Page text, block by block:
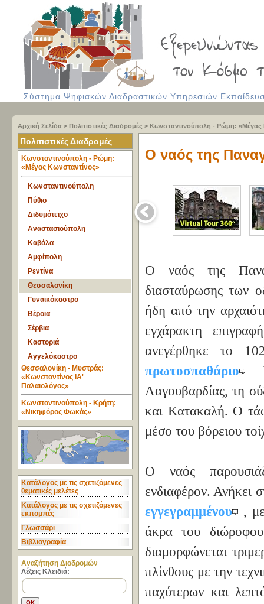
Σύστημα Ψηφιακών Διαδραστικών Υπηρεσιών
Αρχική Σελίδα > Πολιτιστικές Διαδρομές > Κωνσταντινούπολη - Ρώμη: «Μέγας
Πολιτιστικές Διαδρομές
Κωνσταντινούπολη - Ρώμη:
«Μέγας Κωνσταντίνος»
Κωνσταντινούπολη
Πύθιο
Διδυμότειχο
Αναστασιούπολη
Καβάλα
Αμφίπολη
Ρεντίνα
Θεσσαλονίκη
Γυναικόκαστρο
Βέροια
Σέρβια
Καστοριά
Αγγελόκαστρο
Θεσσαλονίκη - Μυστράς:
«Κωνσταντίνος ΙΑ'
Παλαιολόγος»
Κωνσταντινούπολη - Κρήτη:
«Νικηφόρος Φωκάς»
Κατάλογος με τις σχετιζόμενες
θεματικές μελέτες
Κατάλογος με τις σχετιζόμενες
εκπομπές
Γλωσσάρι
Βιβλιογραφία
Aναζήτηση Διαδρομών
Λέξεις Κλειδιά:
Ο ναός της
Ο ναός της
διασταύρωσης των
ήδη από την
εγχάρακτη
ανεγέρθηκε το
πρωτοσπαθάριο
Λαγουβαρδίας, τη
και Κατακαλή. Ο
μέσο του βόρειου
Ο ναός
ενδιαφέρον. Ανήκει
εγγεγραμμένου
,
άκρα του
διαμορφώνεται
πλίνθους με την
παχύτερων και